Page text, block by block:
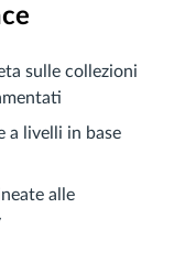
sulle collezioni
a livelli in base
alle